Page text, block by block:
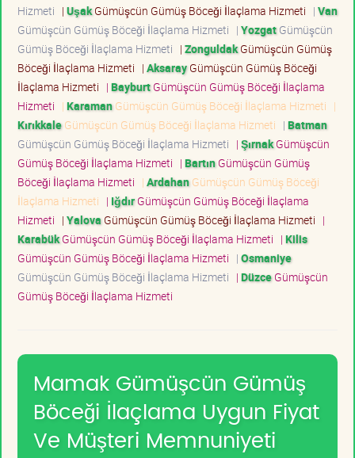
Hizmeti | UşakGümüşcün Gümüş Böceği İlaçlama Hizmeti | Van
Gümüşcün Gümüş Böceği İlaçlama Hizmeti | YozgatGümüşcün
Gümüş Böceği İlaçlama Hizmeti | ZonguldakGümüşcün Gümüş
Böceği İlaçlama Hizmeti | AksarayGümüşcün Gümüş Böceği
İlaçlama Hizmeti | BayburtGümüşcün Gümüş Böceği İlaçlama
Hizmeti | KaramanGümüşcün Gümüş Böceği İlaçlama Hizmeti |
KırıkkaleGümüşcün Gümüş Böceği İlaçlama Hizmeti | Batman
Gümüşcün Gümüş Böceği İlaçlama Hizmeti | ŞırnakGümüşcün
Gümüş Böceği İlaçlama Hizmeti | BartınGümüşcün Gümüş
Böceği İlaçlama Hizmeti | ArdahanGümüşcün Gümüş Böceği
İlaçlama Hizmeti | IğdırGümüşcün Gümüş Böceği İlaçlama
Hizmeti | Yalova Gümüşcün Gümüş Böceği İlaçlama Hizmeti |
KarabükGümüşcün Gümüş Böceği İlaçlama Hizmeti | Kilis
Gümüşcün Gümüş Böceği İlaçlama Hizmeti | Osmaniye
Gümüşcün Gümüş Böceği İlaçlama Hizmeti | DüzceGümüşcün
Gümüş Böceği İlaçlama Hizmeti
Mamak Gümüşcün Gümüş
Böceği İlaçlama Uygun Fiyat
Ve Müşteri Memnuniyeti